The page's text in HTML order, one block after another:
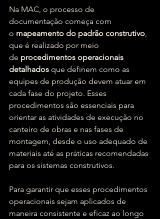
Na MAC, o processo de
documentação começa com
o mapeamento do padrão construtivo,
que é realizado por meio
de procedimentos operacionais
detalhados que definem como as
equipes de produção devem atuar em
cada fase do projeto. Esses
procedimentos são essenciais para
orientar as atividades de execução no
canteiro de obras e nas fases de
montagem, desde o uso adequado de
materiais até as práticas recomendadas
para os sistemas construtivos.
Para garantir que esses procedimentos
operacionais sejam aplicados de
maneira consistente e eficaz ao longo